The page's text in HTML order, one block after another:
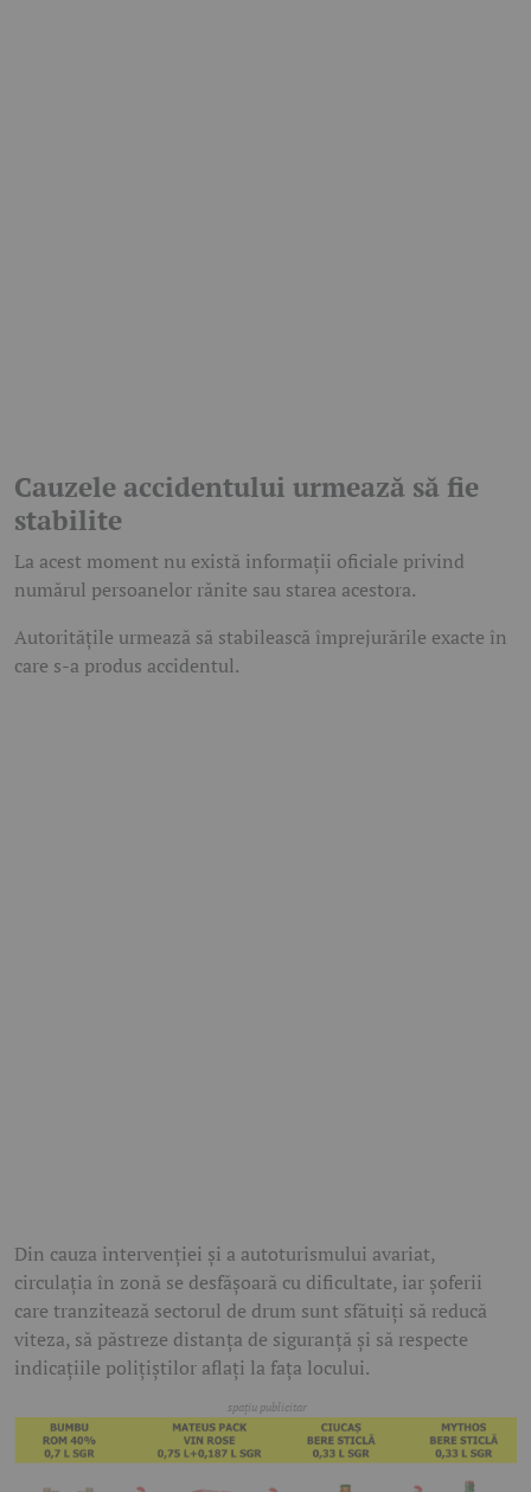
Cauzele accidentului urmează să fie
stabilite
La acest moment nu există informații oficiale privind
numărul persoanelor rănite sau starea acestora.
Autoritățile urmează să stabilească împrejurările exacte în
care s-a produs accidentul.
Din cauza intervenției și a autoturismului avariat,
circulația în zonă se desfășoară cu dificultate, iar șoferii
care tranzitează sectorul de drum sunt sfătuiți să reducă
viteza, să păstreze distanța de siguranță și să respecte
indicațiile polițiștilor aflați la fața locului.